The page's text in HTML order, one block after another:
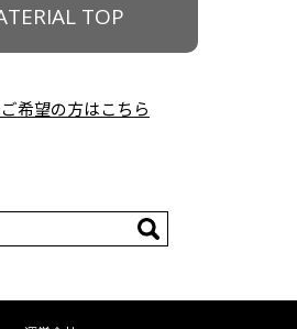
TOP
希望の方はこちら